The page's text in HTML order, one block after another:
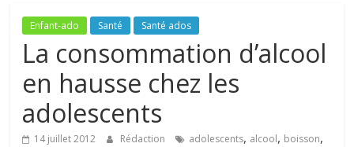
La
santé
toute
famille
Enfant-ado Santé Santé ados
La consommation d’alcool
en hausse chez les
adolescents
14 juillet 2012 Rédaction adolescents, alcool, boisson,